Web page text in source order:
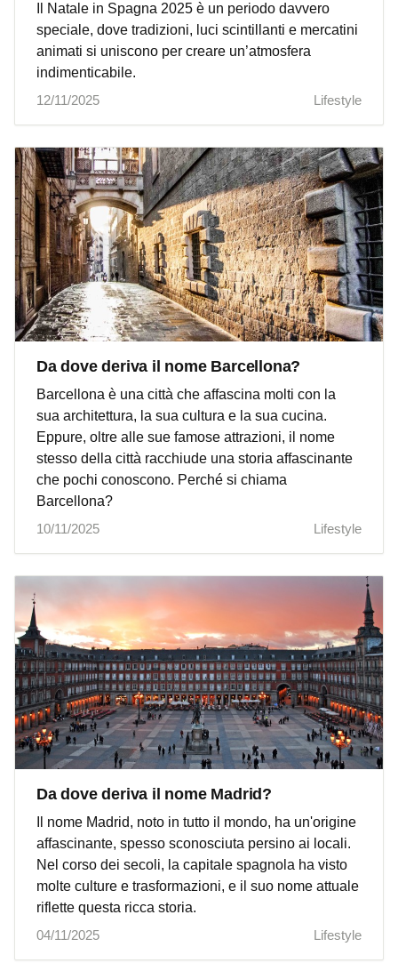
Il Natale in Spagna 2025 è un periodo davvero
speciale, dove tradizioni, luci scintillanti e mercatini
animati si uniscono per creare un’atmosfera
indimenticabile.
12/11/2025
Lifestyle
Da dove deriva il nome Barcellona?
Barcellona è una città che affascina molti con la
sua architettura, la sua cultura e la sua cucina.
Eppure, oltre alle sue famose attrazioni, il nome
stesso della città racchiude una storia affascinante
che pochi conoscono. Perché si chiama
Barcellona?
10/11/2025
Lifestyle
Da dove deriva il nome Madrid?
Il nome Madrid, noto in tutto il mondo, ha un'origine
affascinante, spesso sconosciuta persino ai locali.
Nel corso dei secoli, la capitale spagnola ha visto
molte culture e trasformazioni, e il suo nome attuale
riflette questa ricca storia.
04/11/2025
Lifestyle